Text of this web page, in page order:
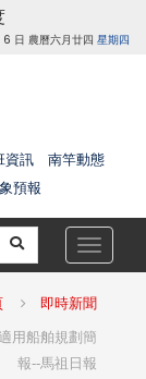
日 農曆六月廿四 星期四
資訊
南竿動態
預報
Toggle
即時新聞
用船舶規劃簡
報--馬祖日報